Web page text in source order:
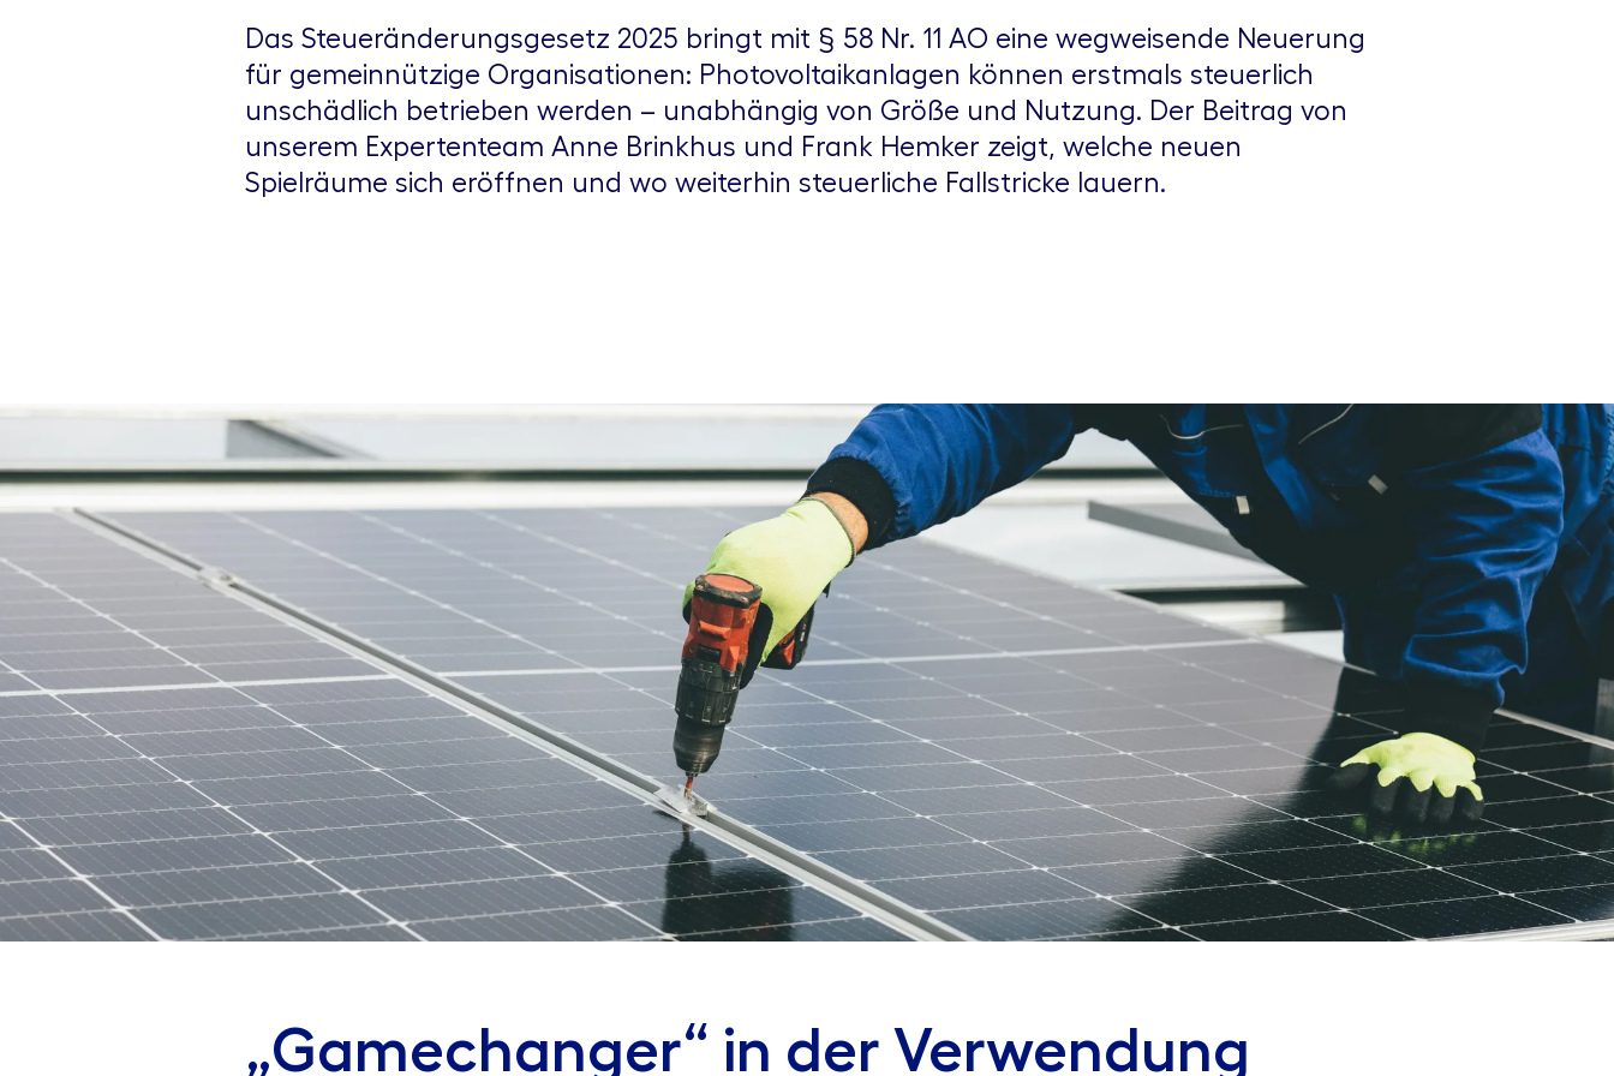
Das Steueränderungsgesetz 2025 bringt mit § 58 Nr. 11 AO eine wegweisende Neuerung
für gemeinnützige Organisationen: Photovoltaikanlagen können erstmals steuerlich
unschädlich betrieben werden – unabhängig von Größe und Nutzung. Der Beitrag von
unserem Expertenteam Anne Brinkhus und Frank Hemker zeigt, welche neuen
Spielräume sich eröffnen und wo weiterhin steuerliche Fallstricke lauern.
„Gamechanger“ in der Verwendung